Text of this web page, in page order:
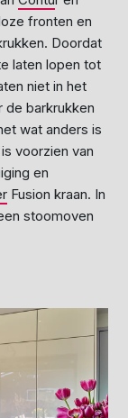
fronten en
Doordat
laten lopen tot
niet in het
de barkrukken
wat anders is
voorzien van
en
Fusion kraan. In
stoomoven